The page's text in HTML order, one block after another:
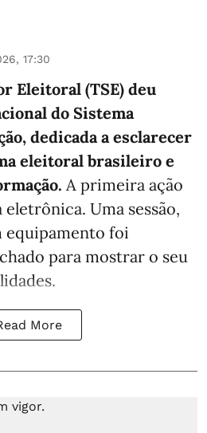
17:30
Eleitoral (TSE) deu
do Sistema
dedicada a esclarecer
eleitoral brasileiro e
A primeira ação
Uma sessão,
equipamento foi
para mostrar o seu
More